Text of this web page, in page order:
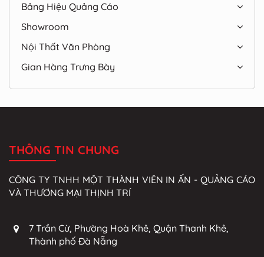
Bảng Hiệu Quảng Cáo
Showroom
Nội Thất Văn Phòng
Gian Hàng Trưng Bày
THÔNG TIN CHUNG
CÔNG TY TNHH MỘT THÀNH VIÊN IN ẤN - QUẢNG CÁO
VÀ THƯƠNG MẠI THỊNH TRÍ
7 Trần Cừ, Phường Hoà Khê, Quận Thanh Khê,
Thành phố Đà Nẵng